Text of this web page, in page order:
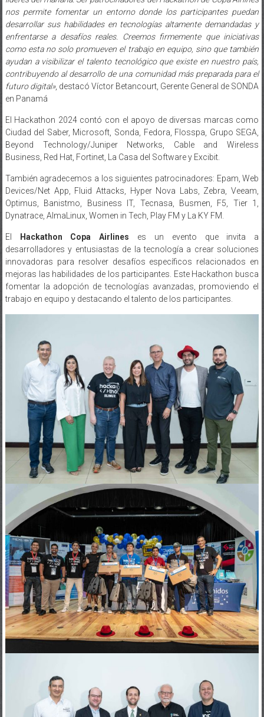
nos permite fomentar un entorno donde los participantes puedan
desarrollar sus habilidades en tecnologías altamente demandadas y
enfrentarse a desafíos reales. Creemos firmemente que iniciativas
como esta no solo promueven el trabajo en equipo, sino que también
ayudan a visibilizar el talento tecnológico que existe en nuestro país,
contribuyendo al desarrollo de una comunidad más preparada para el
futuro digital», destacó Víctor Betancourt, Gerente General de SONDA
en Panamá
El Hackathon 2024 contó con el apoyo de diversas marcas como
Ciudad del Saber, Microsoft, Sonda, Fedora, Flosspa, Grupo SEGA,
Beyond Technology/Juniper Networks, Cable and Wireless
Business, Red Hat, Fortinet, La Casa del Software y Excibit.
También agradecemos a los siguientes patrocinadores: Epam, Web
Devices/Net App, Fluid Attacks, Hyper Nova Labs, Zebra, Veeam,
Optimus, Banistmo, Business IT, Tecnasa, Busmen, F5, Tier 1,
Dynatrace, AlmaLinux, Women in Tech, Play FM y La KY FM.
El Hackathon Copa Airlines es un evento que invita a
desarrolladores y entusiastas de la tecnología a crear soluciones
innovadoras para resolver desafíos específicos relacionados en
mejoras las habilidades de los participantes. Este Hackathon busca
fomentar la adopción de tecnologías avanzadas, promoviendo el
trabajo en equipo y destacando el talento de los participantes.